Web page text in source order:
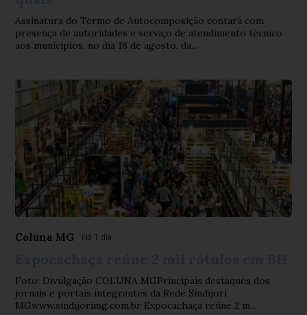
Assinatura do Termo de Autocomposição contará com
presença de autoridades e serviço de atendimento técnico
aos municípios, no dia 18 de agosto, da...
Coluna MG Há 1 dia
Foto: Divulgação COLUNA MGPrincipais destaques dos
jornais e portais integrantes da Rede Sindijori
MGwww.sindijorimg.com.br Expocachaça reúne 2 m...